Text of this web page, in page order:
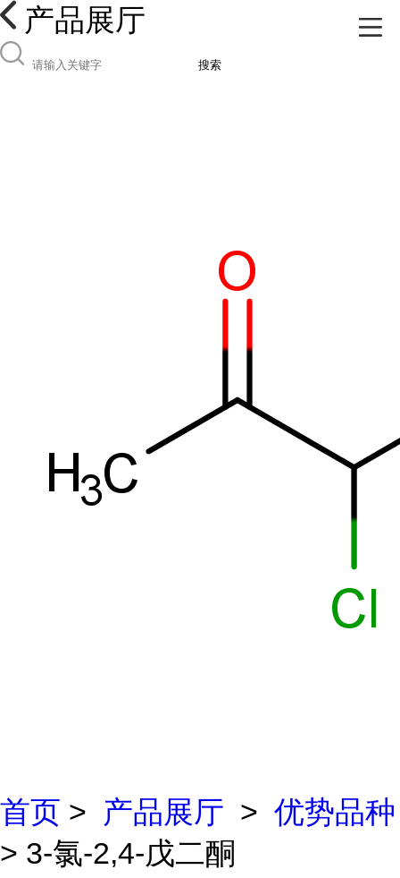
产品展厅
搜索
首页 > 产品展厅 > 优势品种
> 3-氯-2,4-戊二酮